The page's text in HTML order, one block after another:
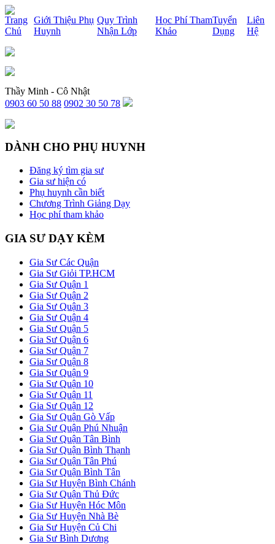
x
Trang
Chủ
Giới Thiệu Phụ
Huynh
Quy Trình
Nhận Lớp
Học Phí Tham
Khảo
Tuyển
Dụng
Liên
Hệ
Thầy Minh - Cô Nhật
0903 60 50 88 0902 30 50 78
DÀNH CHO PHỤ HUYNH
Đăng ký tìm gia sư
Gia sư hiện có
Phụ huynh cần biết
Chương Trình Giảng Dạy
Học phí tham khảo
GIA SƯ DẠY KÈM
Gia Sư Các Quận
Gia Sư Giỏi TP.HCM
Gia Sư Quận 1
Gia Sư Quận 2
Gia Sư Quận 3
Gia Sư Quận 4
Gia Sư Quận 5
Gia Sư Quận 6
Gia Sư Quận 7
Gia Sư Quận 8
Gia Sư Quận 9
Gia Sư Quận 10
Gia Sư Quận 11
Gia Sư Quận 12
Gia Sư Quận Gò Vấp
Gia Sư Quận Phú Nhuận
Gia Sư Quận Tân Bình
Gia Sư Quận Bình Thạnh
Gia Sư Quận Tân Phú
Gia Sư Quận Bình Tân
Gia Sư Huyện Bình Chánh
Gia Sư Quận Thủ Đức
Gia Sư Huyện Hóc Môn
Gia Sư Huyện Nhà Bè
Gia Sư Huyện Củ Chi
Gia Sư Bình Dương